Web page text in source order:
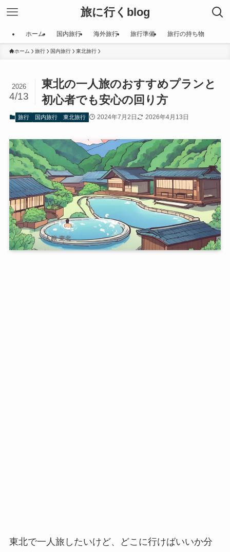
旅に行くblog
ホーム 国内旅行 海外旅行 旅行準備 旅行の持ち物
ホーム 旅行 国内旅行 東北旅行
東北の一人旅のおすすめプランと
初心者でも安心の回り方
2026
4/13
旅行 国内旅行 東北旅行 2024年7月2日 2026年4月13日
東北で一人旅したいけど、どこに行けばいいか分